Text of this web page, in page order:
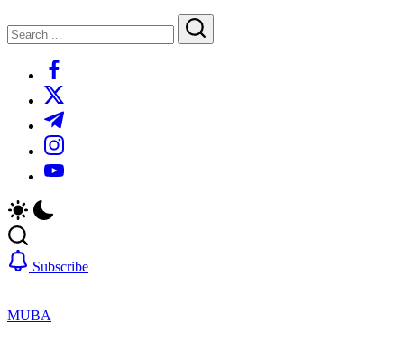
Search
Search
https://www.facebook.com/
https://twitter.com/
https://t.me/
https://www.instagram.com/
https://youtube.com/
Subscribe
MUBA